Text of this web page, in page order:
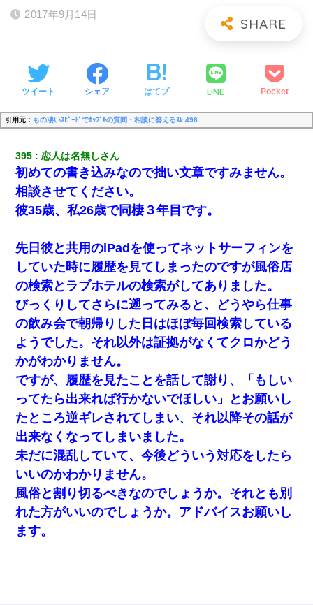
2017年9月14日
ツイート シェア はてブ LINE Pocket
引用元： もの凄いｽﾋﾟｰﾄﾞでｶｯﾌﾟﾙの質問・相談に答えるｽﾚ 496
395 恋人は名無しさん
初めての書き込みなので拙い文章ですみません。
相談させてください。
彼35歳、私26歳で同棲３年目です。
先日彼と共用のiPadを使ってネットサーフィンを
していた時に履歴を見てしまったのですが風俗店
の検索とラブホテルの検索がしてありました。
びっくりしてさらに遡ってみると、どうやら仕事
の飲み会で朝帰りした日はほぼ毎回検索している
ようでした。それ以外は証拠がなくてクロかどう
かがわかりません。
ですが、履歴を見たことを話して謝り、「もしい
ってたら出来れば行かないでほしい」とお願いし
たところ逆ギレされてしまい、それ以降その話が
出来なくなってしまいました。
未だに混乱していて、今後どういう対応をしたら
いいのかわかりません。
風俗と割り切るべきなのでしょうか。それとも別
れた方がいいのでしょうか。アドバイスお願いし
ます。